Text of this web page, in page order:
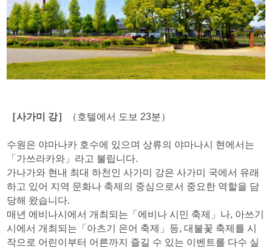
［사가미 강］ （호텔에서 도보 23분）
수원은 야마나카 호수에 있으며 상류의 야마나시 현에서는
「가쓰라카와」라고 불립니다.
가나가와 현내 최대 하천인 사가미 강은 사가미 국에서 유래
하고 있어 지역 문화나 축제의 중심으로서 중요한 역할을 담
당해 왔습니다.
매년 에비나시에서 개최되는「에비나 시민 축제」나, 아쓰기
시에서 개최되는「아츠기 은어 축제」등, 대불꽃 축제를 시
작으로 어린이부터 어른까지 즐길 수 있는 이벤트를 다수 실